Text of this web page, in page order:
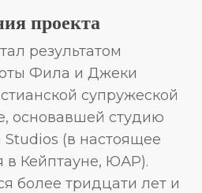
проекта
результатом
Фила и Джеки
супружеской
основавшей студию
(в настоящее
в Кейптауне, ЮАР).
более тридцати лет и